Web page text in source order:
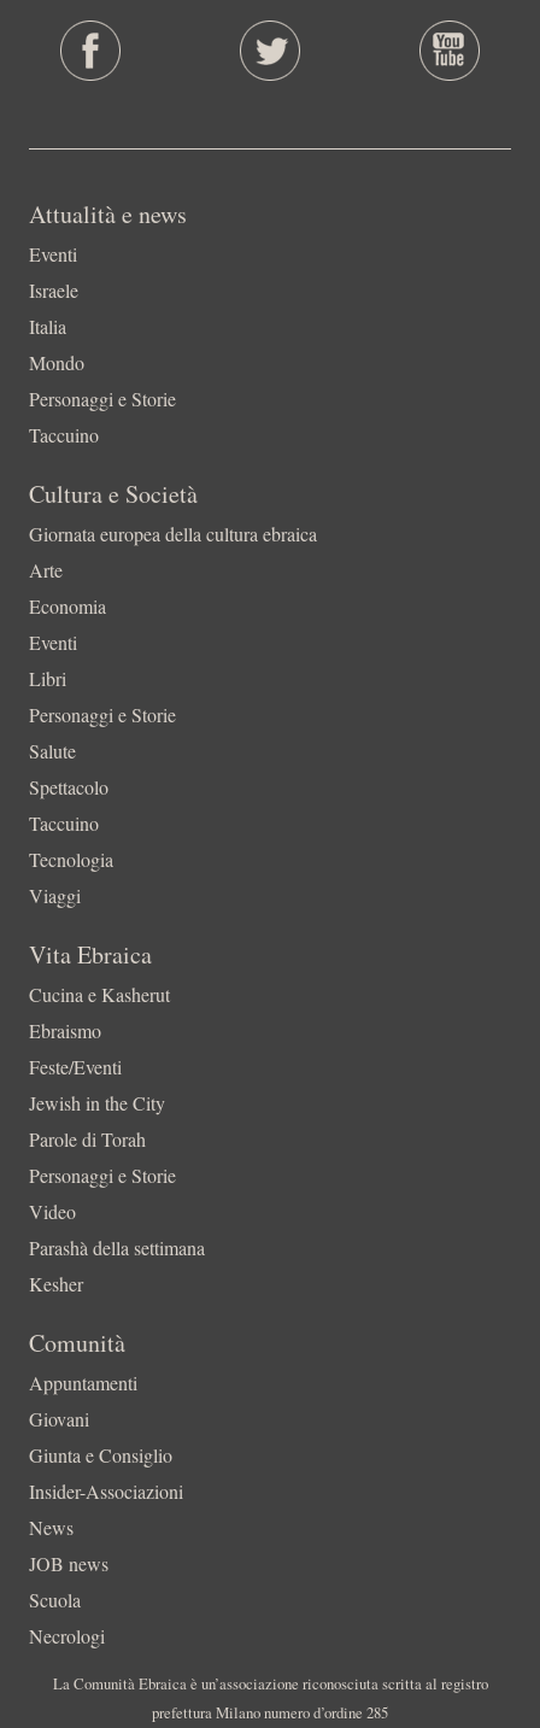
Attualità e news
Eventi
Israele
Italia
Mondo
Personaggi e Storie
Taccuino
Cultura e Società
Giornata europea della cultura ebraica
Arte
Economia
Eventi
Libri
Personaggi e Storie
Salute
Spettacolo
Taccuino
Tecnologia
Viaggi
Vita Ebraica
Cucina e Kasherut
Ebraismo
Feste/Eventi
Jewish in the City
Parole di Torah
Personaggi e Storie
Video
Parashà della settimana
Kesher
Comunità
Appuntamenti
Giovani
Giunta e Consiglio
Insider-Associazioni
News
JOB news
Scuola
Necrologi
La Comunità Ebraica è un’associazione riconosciuta scritta al registro
prefettura Milano numero d’ordine 285